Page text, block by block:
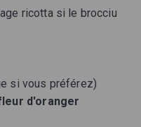
ricotta si le brocciu
si vous préférez)
d'oranger